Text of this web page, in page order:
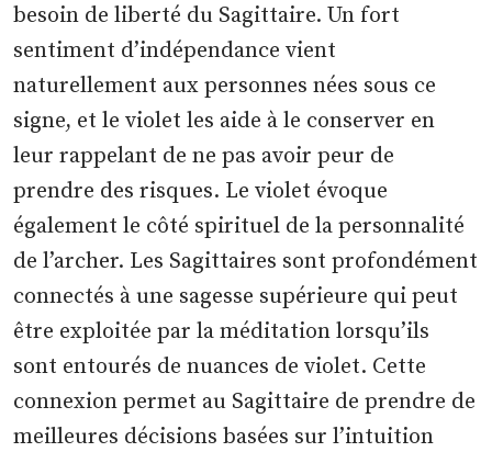
besoin de liberté du Sagittaire. Un fort
sentiment d’indépendance vient
naturellement aux personnes nées sous ce
signe, et le violet les aide à le conserver en
leur rappelant de ne pas avoir peur de
prendre des risques. Le violet évoque
également le côté spirituel de la personnalité
de l’archer. Les Sagittaires sont profondément
connectés à une sagesse supérieure qui peut
être exploitée par la méditation lorsqu’ils
sont entourés de nuances de violet. Cette
connexion permet au Sagittaire de prendre de
meilleures décisions basées sur l’intuition